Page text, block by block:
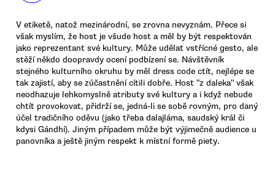
V etiketě, natož mezinárodní, se zrovna nevyznám. Přece si
však myslím, že host je všude host a měl by být respektován
jako reprezentant své kultury. Může udělat vstřícné gesto, ale
stěží někdo doopravdy ocení podbízení se. Návštěvník
stejného kulturního okruhu by měl dress code ctít, nejlépe se
tak zajistí, aby se zúčastnění cítili dobře. Host "z daleka" však
neodhazuje lehkomyslně atributy své kultury a i když nebude
chtít provokovat, přidrží se, jedná-li se sobě rovným, pro daný
účel tradičního oděvu (jako třeba dalajláma, saudský král či
kdysi Gándhí). Jiným případem může být výjimečně audience u
panovníka a ještě jiným respekt k místní formě piety.